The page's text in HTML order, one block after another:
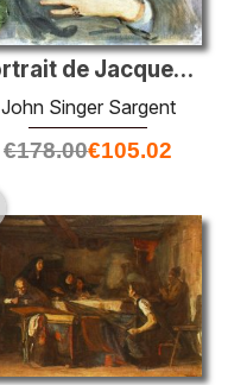
Portrait de Jacques-Emile Blanche
John Singer Sargent
€178.00€105.02